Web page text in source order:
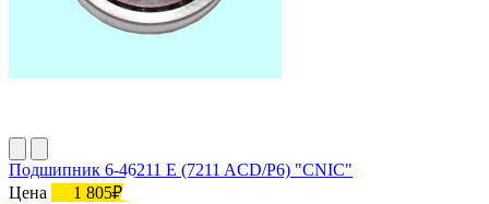
Подшипник 6-46211 E (7211 ACD/P6) "СNIC"
Цена
1 805₽